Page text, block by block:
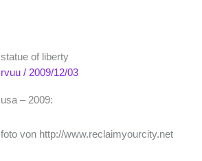
statue of liberty
rvuu/ 2009/12/03
usa – 2009:
foto von http://www.reclaimyourcity.net